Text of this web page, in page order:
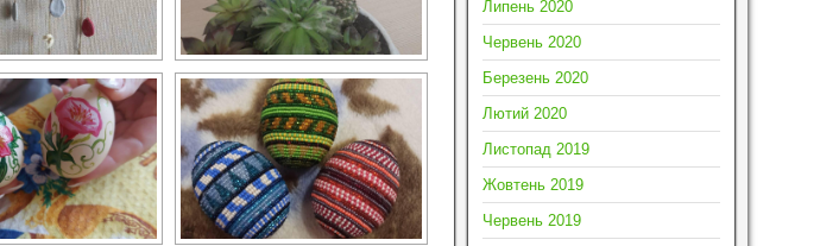
Липень 2020
Червень 2020
Березень 2020
Лютий 2020
Листопад 2019
Жовтень 2019
Червень 2019